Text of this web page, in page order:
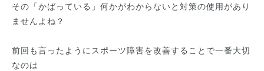
その「かばっている」何かがわからないと対策の使用があり
ませんよね？
前回も言ったようにスポーツ障害を改善することで一番大切
なのは